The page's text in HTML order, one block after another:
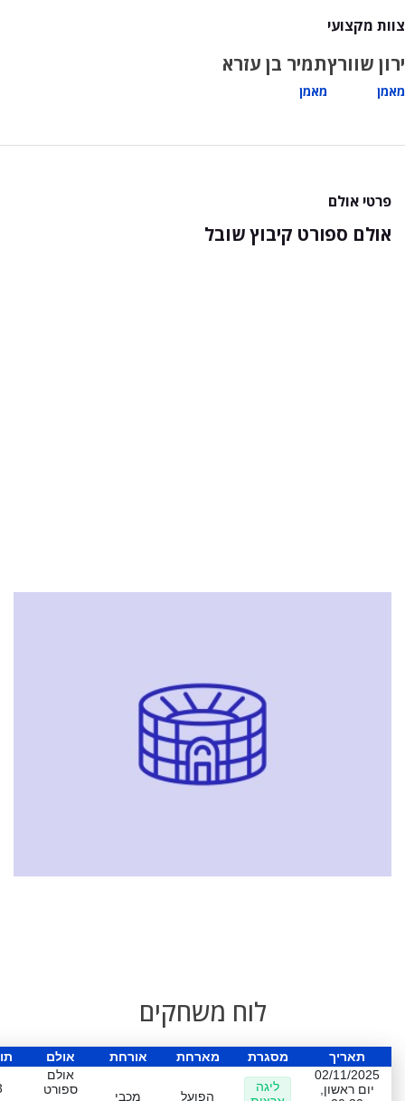
צוות מקצועי
ירון שוורץ
מאמן
תמיר בן עזרא
מאמן
פרטי אולם
אולם ספורט קיבוץ שובל
לוח משחקים
תאריך מסגרת מארחת אורחת אולם
02/11/2025
יום ראשון,
ליגה
הפועל מכבי
אולם
ספורט